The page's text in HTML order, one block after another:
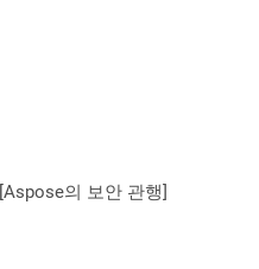
의 보안 관행]